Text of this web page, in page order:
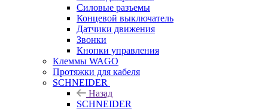
Силовые разъемы
Концевой выключатель
Датчики движения
Звонки
Кнопки управления
Клеммы WAGO
Протяжки для кабеля
SCHNEIDER
Назад
SCHNEIDER